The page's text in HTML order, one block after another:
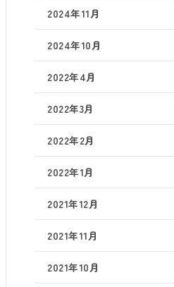
2024年11月
2024年10月
2022年4月
2022年3月
2022年2月
2022年1月
2021年12月
2021年11月
2021年10月